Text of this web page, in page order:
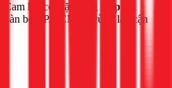
Cam kết có mặt trong
30 phút
Toàn bộ TP.HCM và vùng lân cận